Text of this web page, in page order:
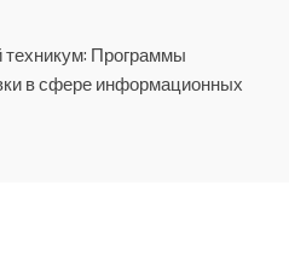
техникум: Программы
в сфере информационных